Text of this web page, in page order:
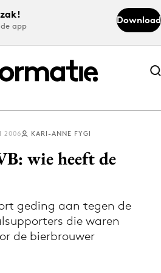
app
Download
Abonneer nu
Abonneer nu
via de Adformatie
app
2006 KARI-ANNE FYGI
wie heeft de
geding aan tegen de
die waren
de bierbrouwer